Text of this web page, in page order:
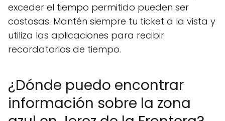
exceder el tiempo permitido pueden ser
costosas. Mantén siempre tu ticket a la vista y
utiliza las aplicaciones para recibir
recordatorios de tiempo.
¿Dónde puedo encontrar
información sobre la zona